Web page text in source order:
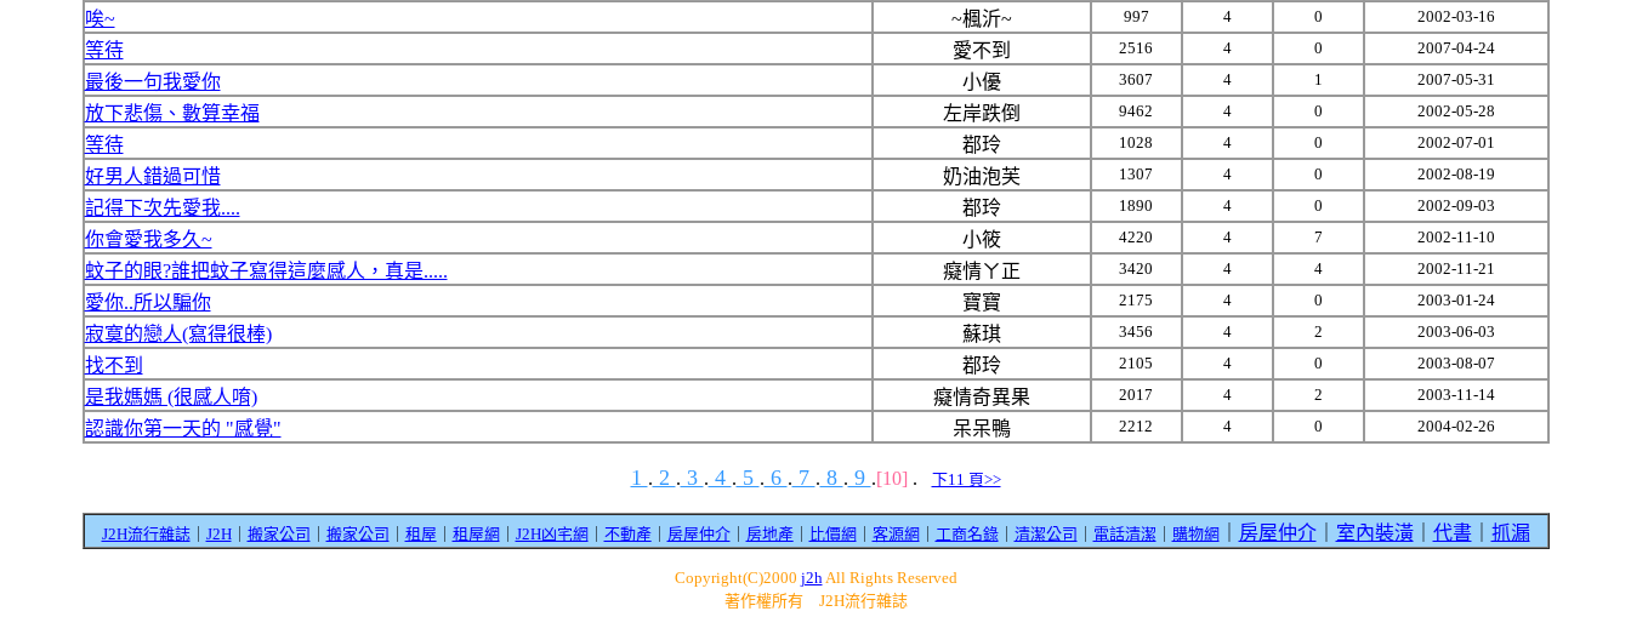
唉~ ~楓沂~ 997 4 0 2002-03-16
等待 愛不到 2516 4 0 2007-04-24
最後一句我愛你 小優 3607 4 1 2007-05-31
放下悲傷、數算幸福 左岸跌倒 9462 4 0 2002-05-28
等待 鄀玲 1028 4 0 2002-07-01
好男人錯過可惜 奶油泡芙 1307 4 0 2002-08-19
記得下次先愛我.... 鄀玲 1890 4 0 2002-09-03
你會愛我多久~ 小筱 4220 4 7 2002-11-10
蚊子的眼?誰把蚊子寫得這麼感人，真是..... 癡情ㄚ正 3420 4 4 2002-11-21
愛你..所以騙你 寶寶 2175 4 0 2003-01-24
寂寞的戀人(寫得很棒) 蘇琪 3456 4 2 2003-06-03
找不到 鄀玲 2105 4 0 2003-08-07
是我媽媽 (很感人唷) 癡情奇異果 2017 4 2 2003-11-14
認識你第一天的 "感覺" 呆呆鴨 2212 4 0 2004-02-26
1 . 2 . 3 . 4 . 5 . 6 . 7 . 8 . 9 .[10] . 下11 頁>>
J2H流行雜誌｜ J2H｜ 搬家公司 搬家公司 租屋 租屋網 J2H凶宅網 不動產｜ 房屋仲介｜ 房地產｜ 比價網 客源網 工商名錄｜ 清潔公司 電話清潔 購物網｜ 房屋仲介｜ 室內裝潢｜ 代書｜ 抓漏
Copyright(C)2000 j2h All Rights Reserved
著作權所有 J2H流行雜誌